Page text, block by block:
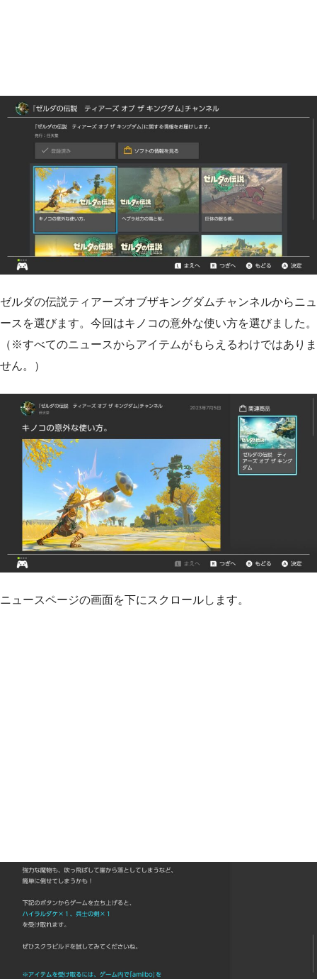
ゼルダの伝説ティアーズオブザキングダムチャンネルからニュ
ースを選びます。今回はキノコの意外な使い方を選びました。
（※すべてのニュースからアイテムがもらえるわけではありま
せん。）
ニュースページの画面を下にスクロールします。